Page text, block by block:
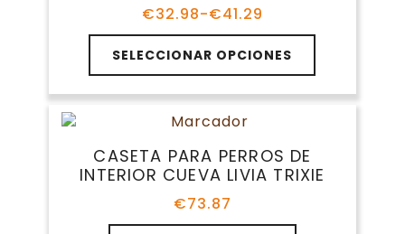
€32.98-€41.29
Rango
de
precios:
desde
€32.98
hasta
€41.29
SELECCIONAR OPCIONES
Este
producto
tiene
múltiples
opciones
se
elegir
CASETA PARA PERROS DE
INTERIOR CUEVA LIVIA TRIXIE
€73.87